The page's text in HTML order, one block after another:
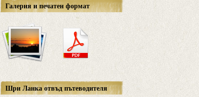
Галерия и печатен формат
Шри Ланка отвъд пътеводителя